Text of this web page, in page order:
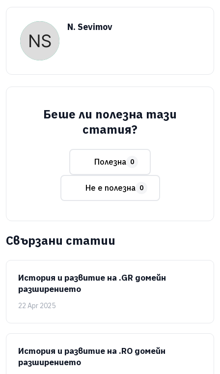
N. Sevimov
Беше ли полезна тази
статия?
Полезна 0
Не е полезна 0
Свързани статии
История и развитие на .GR домейн
разширението
22 Apr 2025
История и развитие на .RO домейн
разширението